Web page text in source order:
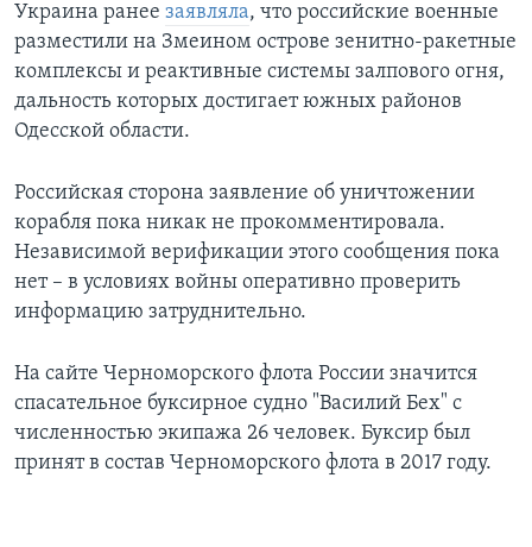
Украина ранее заявляла, что российские военные
разместили на Змеином острове зенитно-ракетные
комплексы и реактивные системы залпового огня,
дальность которых достигает южных районов
Одесской области.
Российская сторона заявление об уничтожении
корабля пока никак не прокомментировала.
Независимой верификации этого сообщения пока
нет – в условиях войны оперативно проверить
информацию затруднительно.
На сайте Черноморского флота России значится
спасательное буксирное судно "Василий Бех" с
численностью экипажа 26 человек. Буксир был
принят в состав Черноморского флота в 2017 году.